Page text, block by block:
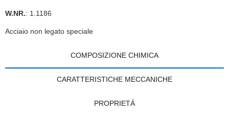
W.NR.: 1.1186
Acciaio non legato speciale
COMPOSIZIONE CHIMICA
CARATTERISTICHE MECCANICHE
PROPRIETÁ